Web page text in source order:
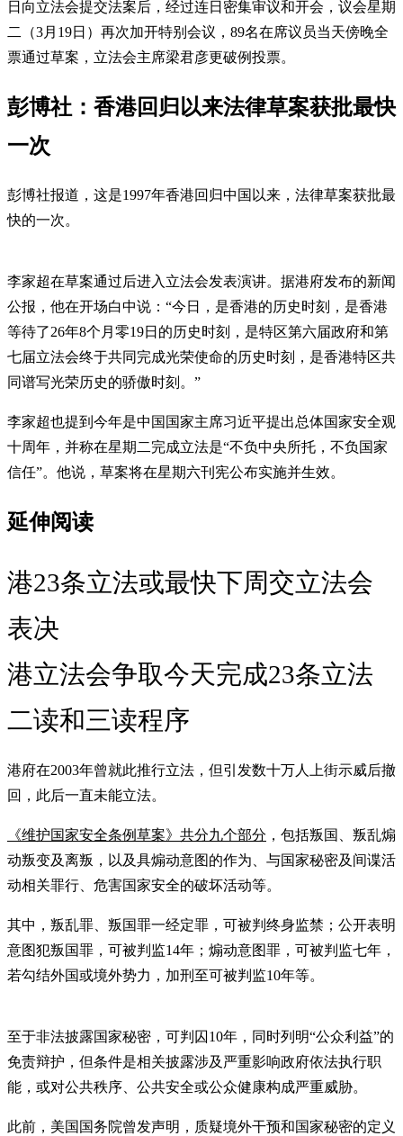
日向立法会提交法案后，经过连日密集审议和开会，议会星期
二（3月19日）再次加开特别会议，89名在席议员当天傍晚全
票通过草案，立法会主席梁君彦更破例投票。
彭博社：香港回归以来法律草案获批最快
一次
彭博社报道，这是1997年香港回归中国以来，法律草案获批最
快的一次。
李家超在草案通过后进入立法会发表演讲。据港府发布的新闻
公报，他在开场白中说：“今日，是香港的历史时刻，是香港
等待了26年8个月零19日的历史时刻，是特区第六届政府和第
七届立法会终于共同完成光荣使命的历史时刻，是香港特区共
同谱写光荣历史的骄傲时刻。”
李家超也提到今年是中国国家主席习近平提出总体国家安全观
十周年，并称在星期二完成立法是“不负中央所托，不负国家
信任”。他说，草案将在星期六刊宪公布实施并生效。
延伸阅读
港23条立法或最快下周交立法会
表决
港立法会争取今天完成23条立法
二读和三读程序
港府在2003年曾就此推行立法，但引发数十万人上街示威后撤
回，此后一直未能立法。
《维护国家安全条例草案》共分九个部分 ，包括叛国、叛乱煽
动叛变及离叛，以及具煽动意图的作为、与国家秘密及间谍活
动相关罪行、危害国家安全的破坏活动等。
其中，叛乱罪、叛国罪一经定罪，可被判终身监禁；公开表明
意图犯叛国罪，可被判监14年；煽动意图罪，可被判监七年，
若勾结外国或境外势力，加刑至可被判监10年等。
至于非法披露国家秘密，可判囚10年，同时列明“公众利益”的
免责辩护，但条件是相关披露涉及严重影响政府依法执行职
能，或对公共秩序、公共安全或公众健康构成严重威胁。
此前，美国国务院曾发声明，质疑境外干预和国家秘密的定义